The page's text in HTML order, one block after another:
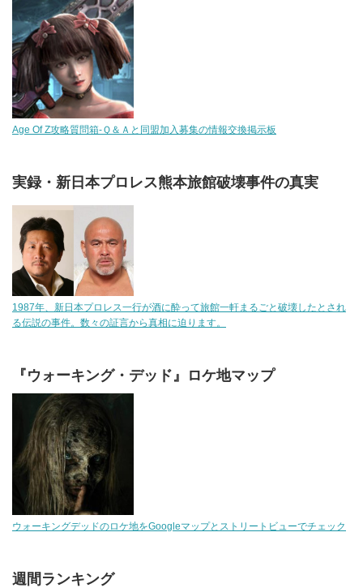
Age Of Z攻略質問箱-Ｑ＆Ａと同盟加入募集の情報交換掲示板
実録・新日本プロレス熊本旅館破壊事件の真実
1987年、新日本プロレス一行が酒に酔って旅館一軒まるごと破壊したとされ
る伝説の事件。数々の証言から真相に迫ります。
『ウォーキング・デッド』ロケ地マップ
ウォーキングデッドのロケ地をGoogleマップとストリートビューでチェック
週間ランキング